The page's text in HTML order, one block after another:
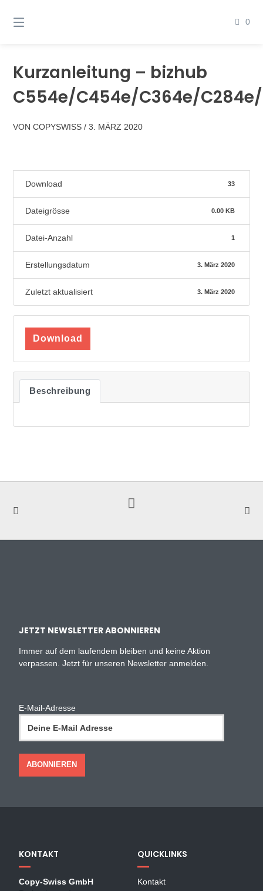
zum
0
Kurzanleitung – bizhub
C554e/C454e/C364e/
VONCOPYSWISS / 3. MÄRZ 2020
Download 33
Dateigrösse 0.00 KB
Datei-Anzahl 1
Erstellungsdatum 3. März 2020
Zuletzt aktualisiert 3. März 2020
Download
Beschreibung
JETZT NEWSLETTER ABONNIEREN
Immer auf dem laufendem bleiben und keine Aktion
verpassen. Jetzt für unseren Newsletter anmelden.
E-Mail-Adresse
KONTAKT
Copy-Swiss GmbH
QUICKLINKS
Kontakt